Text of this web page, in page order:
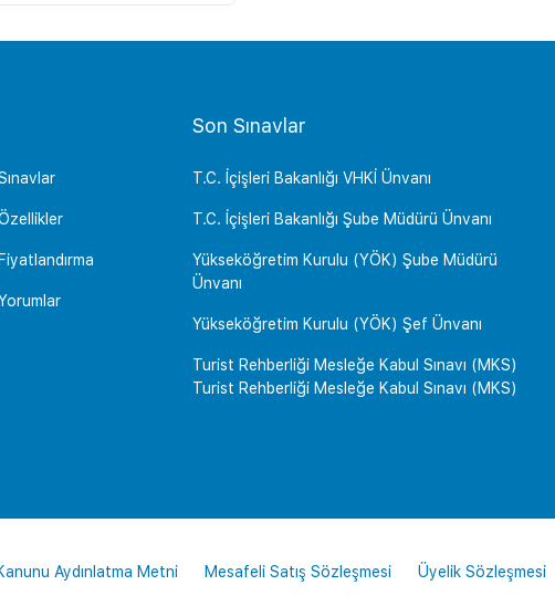
Fiyatlandırma
Son Sınavlar
T.C. İçişleri Bakanlığı VHKİ Ünvanı
T.C. İçişleri Bakanlığı Şube Müdürü Ünvanı
Yükseköğretim Kurulu (YÖK) Şube Müdürü
Ünvanı
Yükseköğretim Kurulu (YÖK) Şef Ünvanı
Turist Rehberliği Mesleğe Kabul Sınavı (MKS)
Turist Rehberliği Mesleğe Kabul Sınavı (MKS)
Aydınlatma Metni Mesafeli Satış Sözleşmesi Üyelik Sözleşmesi